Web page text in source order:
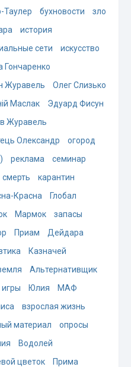
Таулер бухновости
зло
история
сети
искусство
Гончаренко
Журавель
Олег Слизько
Маслак
Эдуард Фисун
Журавель
Олександр
огород
реклама
семинар
смерть
карантин
Красна
Глобал
Мармок
запасы
Приам
Дейдара
Казначей
Альтернативщик
Юлия
МАФ
взрослая жизнь
материал
опросы
Водолей
цветок
Прима